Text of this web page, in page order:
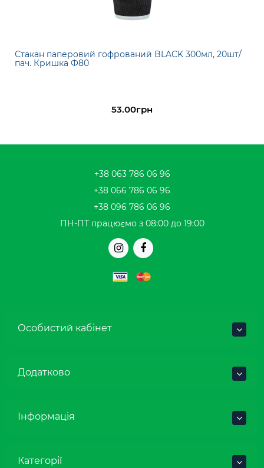
Стакан паперовий гофрований BLACK 300мл, 20шт/
пач. Кришка Ф80
53.00грн
+38 063 786 06 96
+38 066 786 06 96
+38 096 786 06 96
ПН-ПТ працюємо з 08:00 до 19:00
Особистий кабінет
Додатково
Інформація
Категорії